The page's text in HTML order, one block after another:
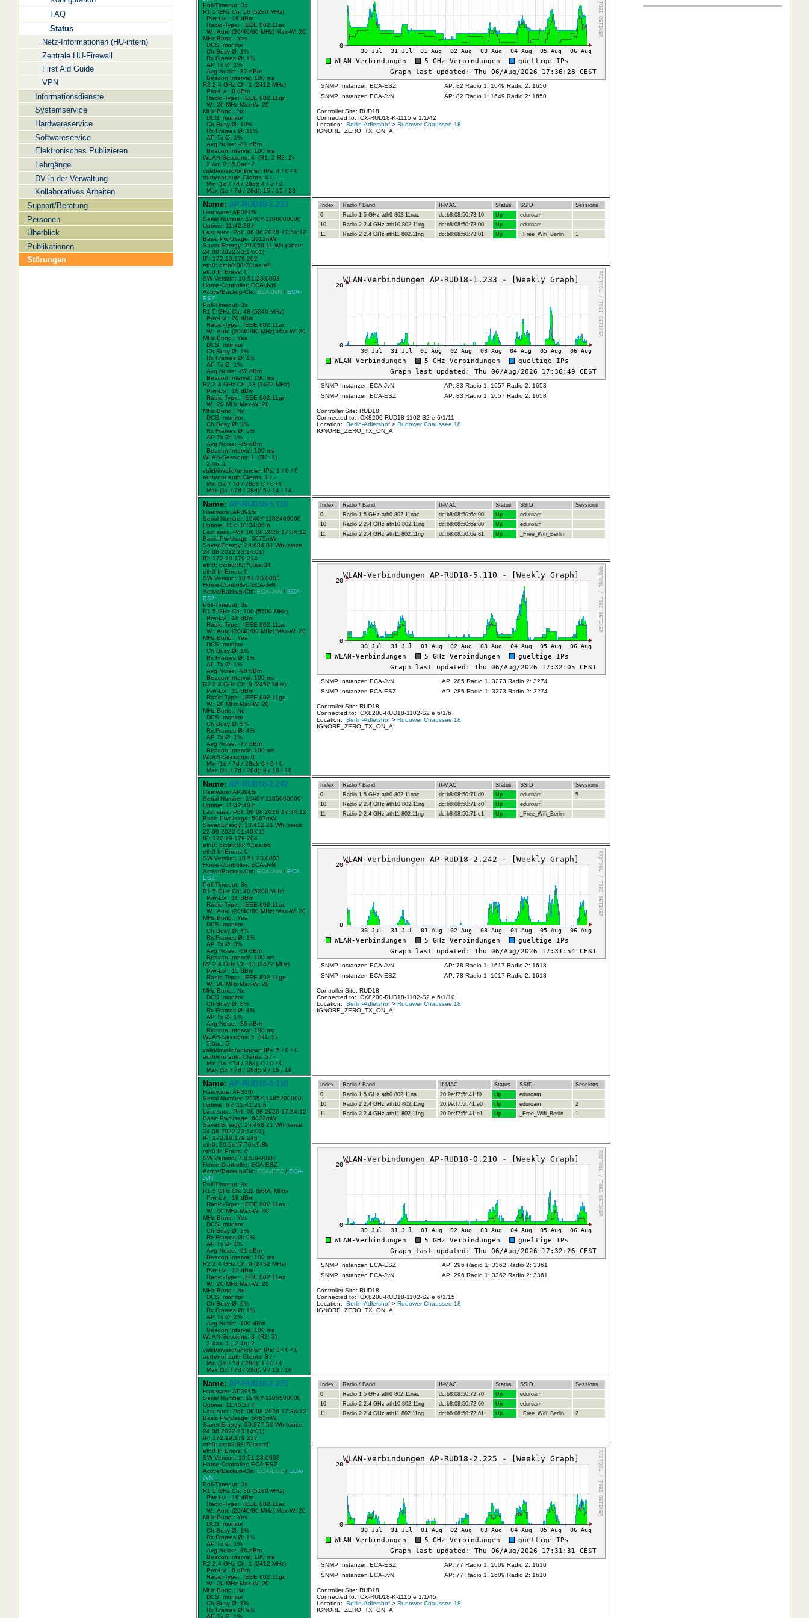
FAQ
Status
Netz-Informationen (HU-intern)
Zentrale HU-Firewall
First Aid Guide
VPN
Informationsdienste
Systemservice
Hardwareservice
Softwareservice
Elektronisches Publizieren
Lehrgänge
DV in der Verwaltung
Kollaboratives Arbeiten
Support/Beratung
Personen
Überblick
Publikationen
Störungen
Poll-Timeout: 3s
R1 5 GHz Ch: 56 (5280 MHz)
Pwr-Lvl : 16 dBm
Radio-Type: IEEE 802.11ac
W.: Auto (20/40/80 MHz)Max-W: 20
MHz Bond.: Yes
DCS: monitor
Ch Busy Ø: 1%
Rx Frames Ø: 1%
AP Tx Ø: 1%
Avg Noise: -87 dBm
Beacon Interval: 100 ms
R2 2.4 GHz Ch: 1 (2412 MHz)
Pwr-Lvl : 8 dBm
Radio-Type: IEEE 802.11gn
W.: 20 MHzMax-W: 20
MHz Bond.: No
DCS: monitor
Ch Busy Ø: 10%
Rx Frames Ø: 11%
AP Tx Ø: 1%
Avg Noise: -81 dBm
Beacon Interval: 100 ms
WLAN-Sessions: 4 (R1: 2 R2: 2)
2.4n: 2 | 5.0ac: 2
valid/invalid/unknown IPs: 4 / 0 / 0
auth/not auth Clients: 4 / -
Min (1d / 7d / 28d): 4 / 2 / 2
Max (1d / 7d / 28d): 15 / 15 / 23
SNMP Instanzen ECA-ESZ
AP: 82 Radio 1: 1649 Radio 2: 1650
SNMP Instanzen ECA-JvN
AP: 82 Radio 1: 1649 Radio 2: 1650
Controller Site: RUD18
Connected to: ICX-RUD18-K-1115 e 1/1/42
Location:
Berlin-Adlershof> Rudower Chaussee 18
IGNORE_ZERO_TX_ON_A
Name: AP-RUD18-1.233
Hardware: AP3915i
Serial Number: 1940Y-1106000000
Uptime: 11:42:28 h
Last succ. Poll: 06.08.2026 17:34:12
Basic PwrUsage: 5912mW
SavedEnergy: 39.059,11 Wh (since:
24.08.2022 23:14:01)
IP: 172.19.179.202
eth0: dc:b8:08:70:aa:e8
eth0 In Errors: 0
SW Version: 10.51.23.0003
Home-Controller: ECA-JvN
Active/Backup-Ctrl: ECA-JvN / ECA-
ESZ
Poll-Timeout: 3s
R1 5 GHz Ch: 48 (5240 MHz)
Pwr-Lvl : 20 dBm
Radio-Type: IEEE 802.11ac
W.: Auto (20/40/80 MHz)Max-W: 20
MHz Bond.: Yes
DCS: monitor
Ch Busy Ø: 1%
Rx Frames Ø: 1%
AP Tx Ø: 1%
Avg Noise: -87 dBm
Beacon Interval: 100 ms
R2 2.4 GHz Ch: 13 (2472 MHz)
Pwr-Lvl : 15 dBm
Radio-Type: IEEE 802.11gn
W.: 20 MHzMax-W: 20
MHz Bond.: No
DCS: monitor
Ch Busy Ø: 3%
Rx Frames Ø: 5%
AP Tx Ø: 1%
Avg Noise: -85 dBm
Beacon Interval: 100 ms
WLAN-Sessions: 1 (R2: 1)
2.4n: 1
valid/invalid/unknown IPs: 1 / 0 / 0
auth/not auth Clients: 1 / -
Min (1d / 7d / 28d): 0 / 0 / 0
Max (1d / 7d / 28d): 5 / 14 / 14
Index Radio / Band If-MAC Status SSID
Sessions
0
Radio 1 5 GHz ath0 802.11nac dc:b8:08:50:73:10 Up
eduroam
10
Radio 2 2.4 GHz ath10 802.11ng dc:b8:08:50:73:00 Up
eduroam
11
Radio 2 2.4 GHz ath11 802.11ng dc:b8:08:50:73:01 Up _Free_Wifi_Berlin 1
SNMP Instanzen ECA-JvN
AP: 83 Radio 1: 1657 Radio 2: 1658
SNMP Instanzen ECA-ESZ
AP: 83 Radio 1: 1657 Radio 2: 1658
Controller Site: RUD18
Connected to: ICX8200-RUD18-1102-S2 e 6/1/11
Location:
Berlin-Adlershof> Rudower Chaussee 18
IGNORE_ZERO_TX_ON_A
Name: AP-RUD18-5.110
Hardware: AP3915i
Serial Number: 1940Y-1102400000
Uptime: 11 d 10:34:06 h
Last succ. Poll: 06.08.2026 17:34:12
Basic PwrUsage: 6075mW
SavedEnergy: 29.684,81 Wh (since:
24.08.2022 23:14:01)
IP: 172.19.179.214
eth0: dc:b8:08:70:aa:34
eth0 In Errors: 0
SW Version: 10.51.23.0003
Home-Controller: ECA-JvN
Active/Backup-Ctrl: ECA-JvN / ECA-
ESZ
Poll-Timeout: 3s
R1 5 GHz Ch: 100 (5500 MHz)
Pwr-Lvl : 16 dBm
Radio-Type: IEEE 802.11ac
W.: Auto (20/40/80 MHz)Max-W: 20
MHz Bond.: Yes
DCS: monitor
Ch Busy Ø: 1%
Rx Frames Ø: 1%
AP Tx Ø: 1%
Avg Noise: -90 dBm
Beacon Interval: 100 ms
R2 2.4 GHz Ch: 9 (2452 MHz)
Pwr-Lvl : 15 dBm
Radio-Type: IEEE 802.11gn
W.: 20 MHzMax-W: 20
MHz Bond.: No
DCS: monitor
Ch Busy Ø: 5%
Rx Frames Ø: 4%
AP Tx Ø: 1%
Avg Noise: -77 dBm
Beacon Interval: 100 ms
WLAN-Sessions: 0
Min (1d / 7d / 28d): 0 / 0 / 0
Max (1d / 7d / 28d): 9 / 18 / 18
Index Radio / Band If-MAC Status SSID
Sessions
0
Radio 1 5 GHz ath0 802.11nac dc:b8:08:50:6e:90 Up
eduroam
10
Radio 2 2.4 GHz ath10 802.11ng dc:b8:08:50:6e:80 Up
eduroam
11
Radio 2 2.4 GHz ath11 802.11ng dc:b8:08:50:6e:81 Up _Free_Wifi_Berlin
SNMP Instanzen ECA-JvN
AP: 285 Radio 1: 3273 Radio 2: 3274
SNMP Instanzen ECA-ESZ
AP: 285 Radio 1: 3273 Radio 2: 3274
Controller Site: RUD18
Connected to: ICX8200-RUD18-1102-S2 e 6/1/6
Location:
Berlin-Adlershof> Rudower Chaussee 18
IGNORE_ZERO_TX_ON_A
Name: AP-RUD18-2.242
Hardware: AP3915i
Serial Number: 1940Y-1105000000
Uptime: 11:42:49 h
Last succ. Poll: 06.08.2026 17:34:12
Basic PwrUsage: 5967mW
SavedEnergy: 13.412,21 Wh (since:
22.09.2022 01:49:01)
IP: 172.19.179.204
eth0: dc:b8:08:70:aa:b6
eth0 In Errors: 0
SW Version: 10.51.23.0003
Home-Controller: ECA-JvN
Active/Backup-Ctrl: ECA-JvN / ECA-
ESZ
Poll-Timeout: 3s
R1 5 GHz Ch: 40 (5200 MHz)
Pwr-Lvl : 16 dBm
Radio-Type: IEEE 802.11ac
W.: Auto (20/40/80 MHz)Max-W: 20
MHz Bond.: Yes
DCS: monitor
Ch Busy Ø: 4%
Rx Frames Ø: 1%
AP Tx Ø: 3%
Avg Noise: -89 dBm
Beacon Interval: 100 ms
R2 2.4 GHz Ch: 13 (2472 MHz)
Pwr-Lvl : 15 dBm
Radio-Type: IEEE 802.11gn
W.: 20 MHzMax-W: 20
MHz Bond.: No
DCS: monitor
Ch Busy Ø: 6%
Rx Frames Ø: 4%
AP Tx Ø: 1%
Avg Noise: -85 dBm
Beacon Interval: 100 ms
WLAN-Sessions: 5 (R1: 5)
5.0ac: 5
valid/invalid/unknown IPs: 5 / 0 / 0
auth/not auth Clients: 5 / -
Min (1d / 7d / 28d): 0 / 0 / 0
Max (1d / 7d / 28d): 9 / 15 / 19
Index Radio / Band If-MAC Status SSID
Sessions
0
Radio 1 5 GHz ath0 802.11nac dc:b8:08:50:71:d0 Up eduroam
5
10
Radio 2 2.4 GHz ath10 802.11ng dc:b8:08:50:71:c0 Up
eduroam
11
Radio 2 2.4 GHz ath11 802.11ng dc:b8:08:50:71:c1 Up _Free_Wifi_Berlin
SNMP Instanzen ECA-JvN
AP: 78 Radio 1: 1617 Radio 2: 1618
SNMP Instanzen ECA-ESZ
AP: 78 Radio 1: 1617 Radio 2: 1618
Controller Site: RUD18
Connected to: ICX8200-RUD18-1102-S2 e 6/1/10
Location:
Berlin-Adlershof> Rudower Chaussee 18
IGNORE_ZERO_TX_ON_A
Name: AP-RUD18-0.210
Hardware: AP310i
Serial Number: 2035Y-1485200000
Uptime: 6 d 11:41:21 h
Last succ. Poll: 06.08.2026 17:34:12
Basic PwrUsage: 6022mW
SavedEnergy: 25.468,21 Wh (since:
24.08.2022 23:14:01)
IP: 172.19.179.246
eth0: 20:9e:f7:76:c9:8b
eth0 In Errors: 0
SW Version: 7.8.5.0-001R
Home-Controller: ECA-ESZ
Active/Backup-Ctrl: ECA-ESZ/ ECA-
JvN
Poll-Timeout: 3s
R1 5 GHz Ch: 132 (5660 MHz)
Pwr-Lvl : 18 dBm
Radio-Type: IEEE 802.11ax
W.: 40 MHzMax-W: 40
MHz Bond.: Yes
DCS: monitor
Ch Busy Ø: 2%
Rx Frames Ø: 0%
AP Tx Ø: 1%
Avg Noise: -91 dBm
Beacon Interval: 100 ms
R2 2.4 GHz Ch: 9 (2452 MHz)
Pwr-Lvl : 12 dBm
Radio-Type: IEEE 802.11ax
W.: 20 MHzMax-W: 20
MHz Bond.: No
DCS: monitor
Ch Busy Ø: 6%
Rx Frames Ø: 1%
AP Tx Ø: 2%
Avg Noise: -100 dBm
Beacon Interval: 100 ms
WLAN-Sessions: 3 (R2: 3)
2.4ax: 1 | 2.4n: 2
valid/invalid/unknown IPs: 3 / 0 / 0
auth/not auth Clients: 3 / -
Min (1d / 7d / 28d): 1 / 0 / 0
Max (1d / 7d / 28d): 9 / 13 / 18
Index Radio / Band If-MAC Status SSID
Sessions
0
Radio 1 5 GHz ath0 802.11na 20:9e:f7:5f:41:f0 Up
eduroam
10
Radio 2 2.4 GHz ath10 802.11ng 20:9e:f7:5f:41:e0 Up eduroam
2
11
Radio 2 2.4 GHz ath11 802.11ng 20:9e:f7:5f:41:e1 Up _Free_Wifi_Berlin 1
SNMP Instanzen ECA-ESZ
AP: 296 Radio 1: 3362 Radio 2: 3361
SNMP Instanzen ECA-JvN
AP: 296 Radio 1: 3362 Radio 2: 3361
Controller Site: RUD18
Connected to: ICX8200-RUD18-1102-S2 e 6/1/15
Location:
Berlin-Adlershof> Rudower Chaussee 18
IGNORE_ZERO_TX_ON_A
Name: AP-RUD18-2.225
Hardware: AP3915i
Serial Number: 1940Y-1105500000
Uptime: 11:45:27 h
Last succ. Poll: 06.08.2026 17:34:12
Basic PwrUsage: 5863mW
SavedEnergy: 39.377,52 Wh (since:
24.08.2022 23:14:01)
IP: 172.19.179.237
eth0: dc:b8:08:70:aa:cf
eth0 In Errors: 0
SW Version: 10.51.23.0003
Home-Controller: ECA-ESZ
Active/Backup-Ctrl: ECA-ESZ/ ECA-
JvN
Poll-Timeout: 3s
R1 5 GHz Ch: 36 (5180 MHz)
Pwr-Lvl : 16 dBm
Radio-Type: IEEE 802.11ac
W.: Auto (20/40/80 MHz)Max-W: 20
MHz Bond.: Yes
DCS: monitor
Ch Busy Ø: 1%
Rx Frames Ø: 1%
AP Tx Ø: 1%
Avg Noise: -86 dBm
Beacon Interval: 100 ms
R2 2.4 GHz Ch: 1 (2412 MHz)
Pwr-Lvl : 8 dBm
Radio-Type: IEEE 802.11gn
W.: 20 MHzMax-W: 20
MHz Bond.: No
DCS: monitor
Ch Busy Ø: 8%
Rx Frames Ø: 9%
Index Radio / Band If-MAC Status SSID
Sessions
0
Radio 1 5 GHz ath0 802.11nac dc:b8:08:50:72:70 Up
eduroam
10
Radio 2 2.4 GHz ath10 802.11ng dc:b8:08:50:72:60 Up
eduroam
11
Radio 2 2.4 GHz ath11 802.11ng dc:b8:08:50:72:61 Up _Free_Wifi_Berlin 2
SNMP Instanzen ECA-ESZ
AP: 77 Radio 1: 1609 Radio 2: 1610
SNMP Instanzen ECA-JvN
AP: 77 Radio 1: 1609 Radio 2: 1610
Controller Site: RUD18
Connected to: ICX-RUD18-K-1115 e 1/1/45
Location:
Berlin-Adlershof> Rudower Chaussee 18
IGNORE_ZERO_TX_ON_A